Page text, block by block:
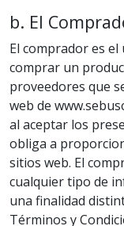
b. El
El comprador es
comprar un
proveedores que
web de
al aceptar los
obliga a
sitios web. El
cualquier tipo de
una finalidad
Términos y